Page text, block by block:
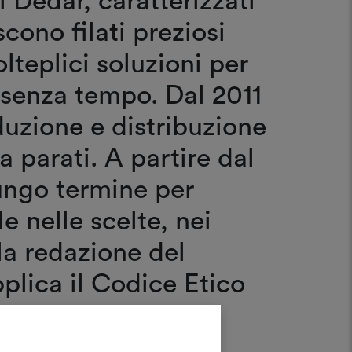
filati preziosi
soluzioni per
tempo. Dal 2011
e distribuzione
parati. A partire dal
termine per
nelle scelte, nei
redazione del
il Codice Etico
etici di
rappresenti il